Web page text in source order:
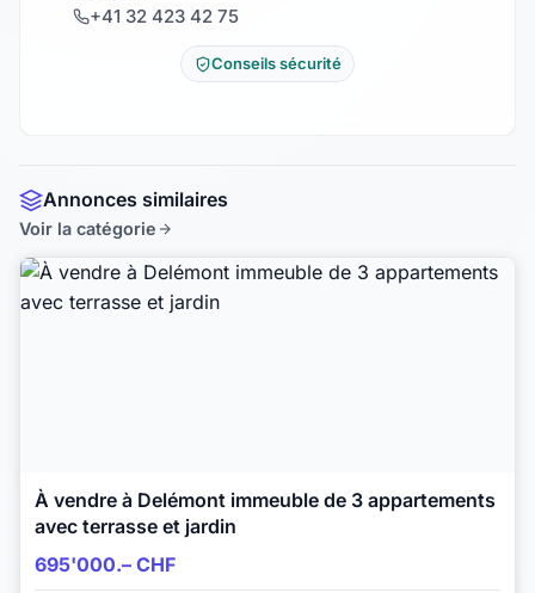
+41 32 423 42 75
Conseils sécurité
Annonces similaires
Voir la catégorie
À vendre à Delémont immeuble de 3 appartements
avec terrasse et jardin
695'000.– CHF